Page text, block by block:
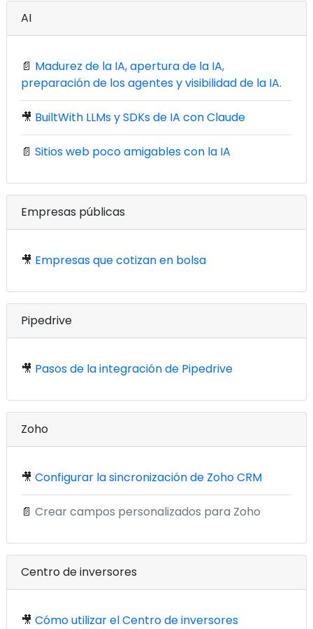
AI
📄 Madurez de la IA, apertura de la IA,
preparación de los agentes y visibilidad de la IA.
🎥 BuiltWith LLMs y SDKs de IA con Claude
📄 Sitios web poco amigables con la IA
Empresas públicas
🎥 Empresas que cotizan en bolsa
Pipedrive
🎥 Pasos de la integración de Pipedrive
Zoho
🎥 Configurar la sincronización de Zoho CRM
📄 Crear campos personalizados para Zoho
Centro de inversores
🎥 Cómo utilizar el Centro de inversores